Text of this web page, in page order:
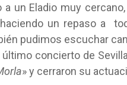
un Eladio muy
haciendo un repaso a
pudimos escuchar
concierto de
» y cerraron su